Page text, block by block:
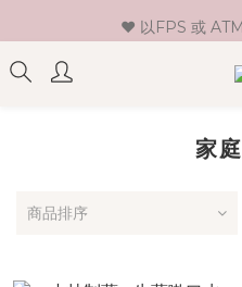
♥ 新會員登記即
♥ 以FPS 或
♥ 單一消費折實價
家
商品排序